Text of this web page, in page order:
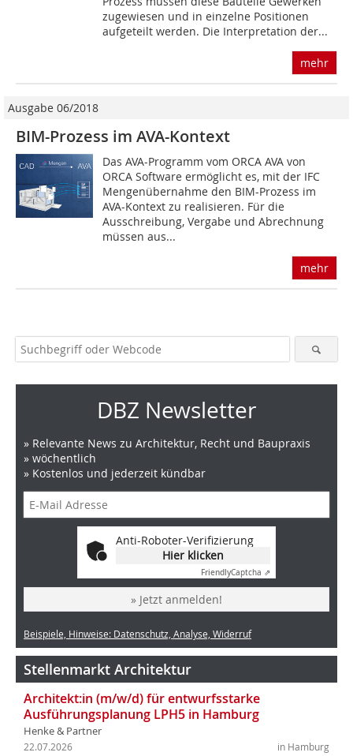
zugewiesen und in einzelne Positionen
aufgeteilt werden. Die Interpretation der...
mehr
Ausgabe 06/2018
BIM-Prozess im AVA-Kontext
Das AVA-Programm vom ORCA AVA von
ORCA Software ermöglicht es, mit der IFC
Mengenübernahme den BIM-Prozess im
AVA-Kontext zu realisieren. Für die
Ausschreibung, Vergabe und Abrechnung
müssen aus...
mehr
DBZ Newsletter
» Relevante News zu Architektur, Recht und Baupraxis
» wöchentlich
» Kostenlos und jederzeit kündbar
Anti-Roboter-Verifizierung
Hier klicken
FriendlyCaptcha ⇗
» Jetzt anmelden!
Beispiele, Hinweise: Datenschutz, Analyse, Widerruf
Stellenmarkt Architektur
Architekt:in (m/w/d) für entwurfsstarke
Ausführungsplanung LPH5 in Hamburg
Henke & Partner
in Hamburg
22.07.2026